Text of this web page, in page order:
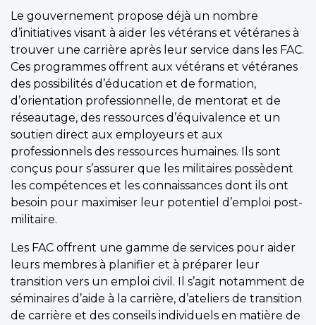
Le gouvernement propose déjà un nombre
d’initiatives visant à aider les vétérans et vétéranes à
trouver une carrière après leur service dans les FAC.
Ces programmes offrent aux vétérans et vétéranes
des possibilités d’éducation et de formation,
d’orientation professionnelle, de mentorat et de
réseautage, des ressources d’équivalence et un
soutien direct aux employeurs et aux
professionnels des ressources humaines. Ils sont
conçus pour s’assurer que les militaires possèdent
les compétences et les connaissances dont ils ont
besoin pour maximiser leur potentiel d’emploi post-
militaire.
Les FAC offrent une gamme de services pour aider
leurs membres à planifier et à préparer leur
transition vers un emploi civil. Il s’agit notamment de
séminaires d’aide à la carrière, d’ateliers de transition
de carrière et des conseils individuels en matière de